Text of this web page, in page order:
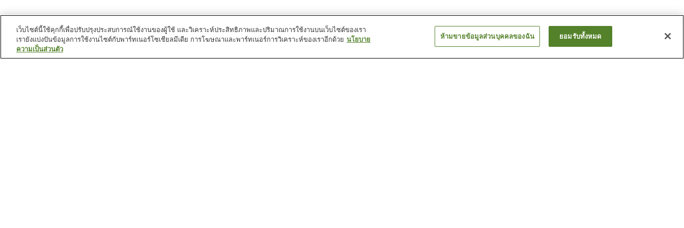
เว็บไซต์นี้ใช้คุกกี้เพื่อปรับปรุงประสบการณ์ใช้งานของผู้ใช้ และวิเคราะห์ประสิทธิภาพและปริมาณการใช้งานบนเว็บไซต์ของเรา
เรายังแบ่งปันข้อมูลการใช้งานไซต์กับพาร์ทเนอร์โซเชียลมีเดีย การโฆษณาและพาร์ทเนอร์การวิเคราะห์ของเราอีกด้วย นโยบาย
ความเป็นส่วนตัว
ห้ามขายข้อมูลส่วนบุคคลของฉัน ยอมรับทั้งหมด